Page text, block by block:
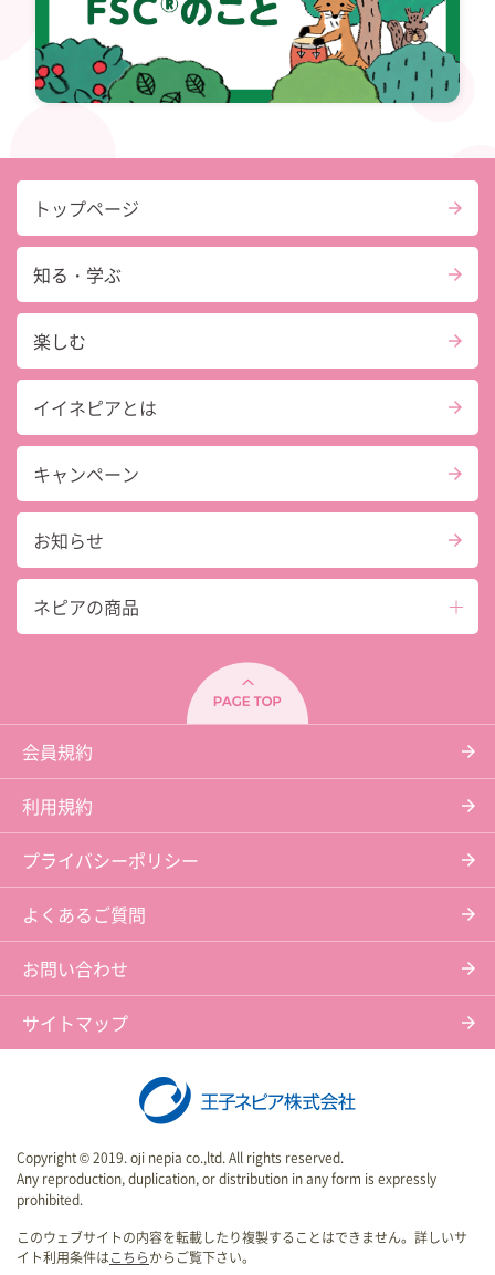
トップページ
知る・学ぶ
楽しむ
イイネピアとは
キャンペーン
お知らせ
ネピアの商品
会員規約
利用規約
プライバシーポリシー
よくあるご質問
お問い合わせ
サイトマップ
Copyright © 2019. oji nepia co.,ltd. All rights reserved.
Any reproduction, duplication, or distribution in any form is expressly
prohibited.
このウェブサイトの内容を転載したり複製することはできません。詳しいサ
イト利用条件はこちらからご覧下さい。